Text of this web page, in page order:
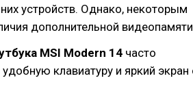
устройств. Однако, некоторым
дополнительной
MSI Modern 14 часто
клавиатуру и яркий экран